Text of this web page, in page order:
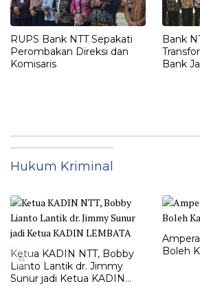
RUPS Bank NTT Sepakati
Perombakan Direksi dan
Komisaris
Bank
Bank
Hukum Kriminal
«
Ketua KADIN NTT, Bobby
Lianto Lantik dr. Jimmy
Sunur jadi Ketua KADIN
Boleh